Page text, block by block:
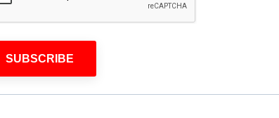
SUBSCRIBE